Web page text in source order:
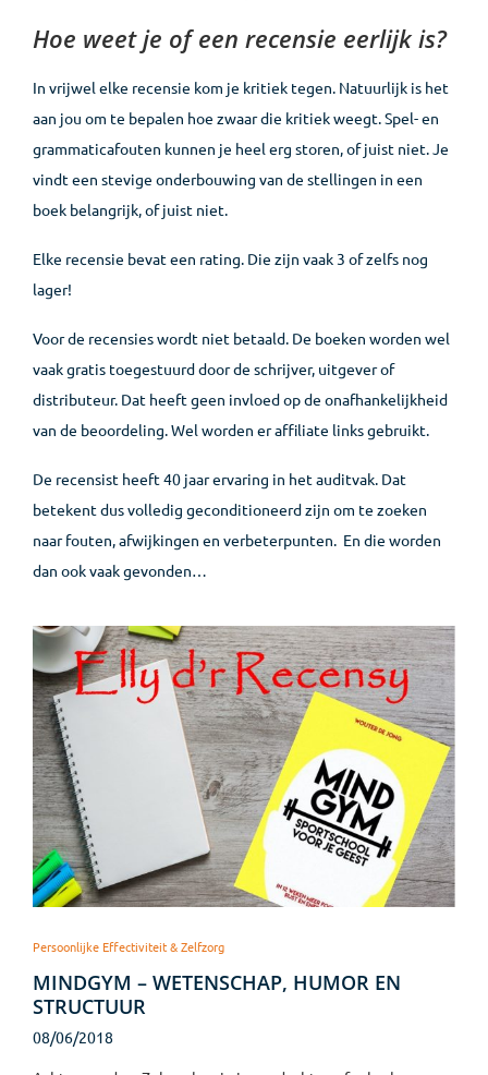
Hoe weet je of een recensie eerlijk is?
In vrijwel elke recensie kom je kritiek tegen. Natuurlijk is het
aan jou om te bepalen hoe zwaar die kritiek weegt. Spel- en
grammaticafouten kunnen je heel erg storen, of juist niet. Je
vindt een stevige onderbouwing van de stellingen in een
boek belangrijk, of juist niet.
Elke recensie bevat een rating. Die zijn vaak 3 of zelfs nog
lager!
Voor de recensies wordt niet betaald. De boeken worden wel
vaak gratis toegestuurd door de schrijver, uitgever of
distributeur. Dat heeft geen invloed op de onafhankelijkheid
van de beoordeling. Wel worden er affiliate links gebruikt.
De recensist heeft 40 jaar ervaring in het auditvak. Dat
betekent dus volledig geconditioneerd zijn om te zoeken
naar fouten, afwijkingen en verbeterpunten. En die worden
dan ook vaak gevonden…
Persoonlijke Effectiviteit & Zelfzorg
MINDGYM – WETENSCHAP, HUMOR EN
STRUCTUUR
08/06/2018